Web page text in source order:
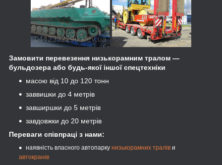
Замовити перевезення низькорамним тралом —
бульдозера або будь-якої іншої спецтехніки
масою від 10 до 120 тонн
заввишки до 4 метрів
завширшки до 5 метрів
завдовжки до 20 метрів
Переваги співпраці з нами:
наявність власного автопарку низькорамних тралів и
автокранів